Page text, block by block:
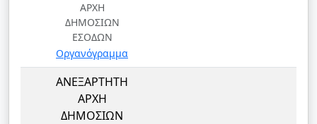
ΑΡΧΗ
ΔΗΜΟΣΙΩΝ
ΕΣΟΔΩΝ
Οργανόγραμμα
ΑΝΕΞΑΡΤΗΤΗ
ΑΡΧΗ
ΔΗΜΟΣΙΩΝ